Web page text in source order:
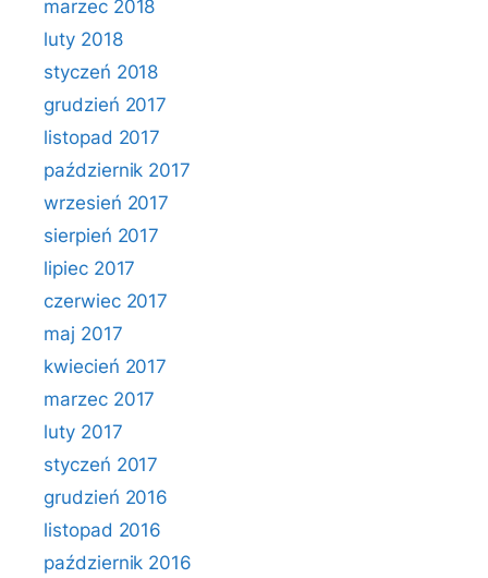
marzec 2018
luty 2018
styczeń 2018
grudzień 2017
listopad 2017
październik 2017
wrzesień 2017
sierpień 2017
lipiec 2017
czerwiec 2017
maj 2017
kwiecień 2017
marzec 2017
luty 2017
styczeń 2017
grudzień 2016
listopad 2016
październik 2016